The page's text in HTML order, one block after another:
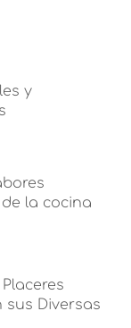
y
la cocina
sus Diversas